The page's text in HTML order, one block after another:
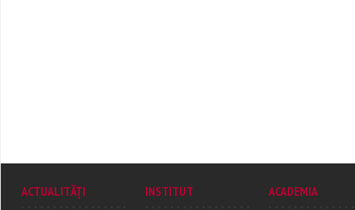
ACTUALITĂȚI
INSTITUT
ACADEMIA